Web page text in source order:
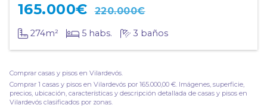
165.000€ 220.000€
274m² 5 habs. 3 baños
Comprar casas y pisos en Vilardevós.
Comprar 1 casas y pisos en Vilardevós por 165.000,00 €. Imágenes, superficie,
precios, ubicación, características y descripción detallada de casas y pisos en
Vilardevós clasificados por zonas.